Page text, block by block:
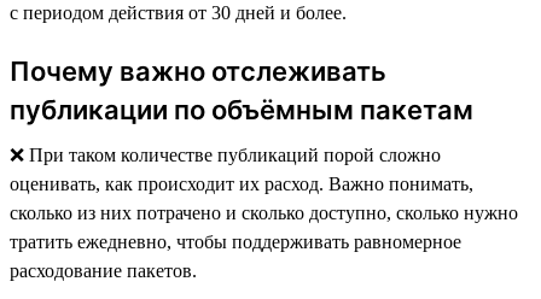
с периодом действия от 30 дней и более.
Почему важно отслеживать
публикации по объёмным пакетам
❌ При таком количестве публикаций порой сложно
оценивать, как происходит их расход. Важно понимать,
сколько из них потрачено и сколько доступно, сколько нужно
тратить ежедневно, чтобы поддерживать равномерное
расходование пакетов.